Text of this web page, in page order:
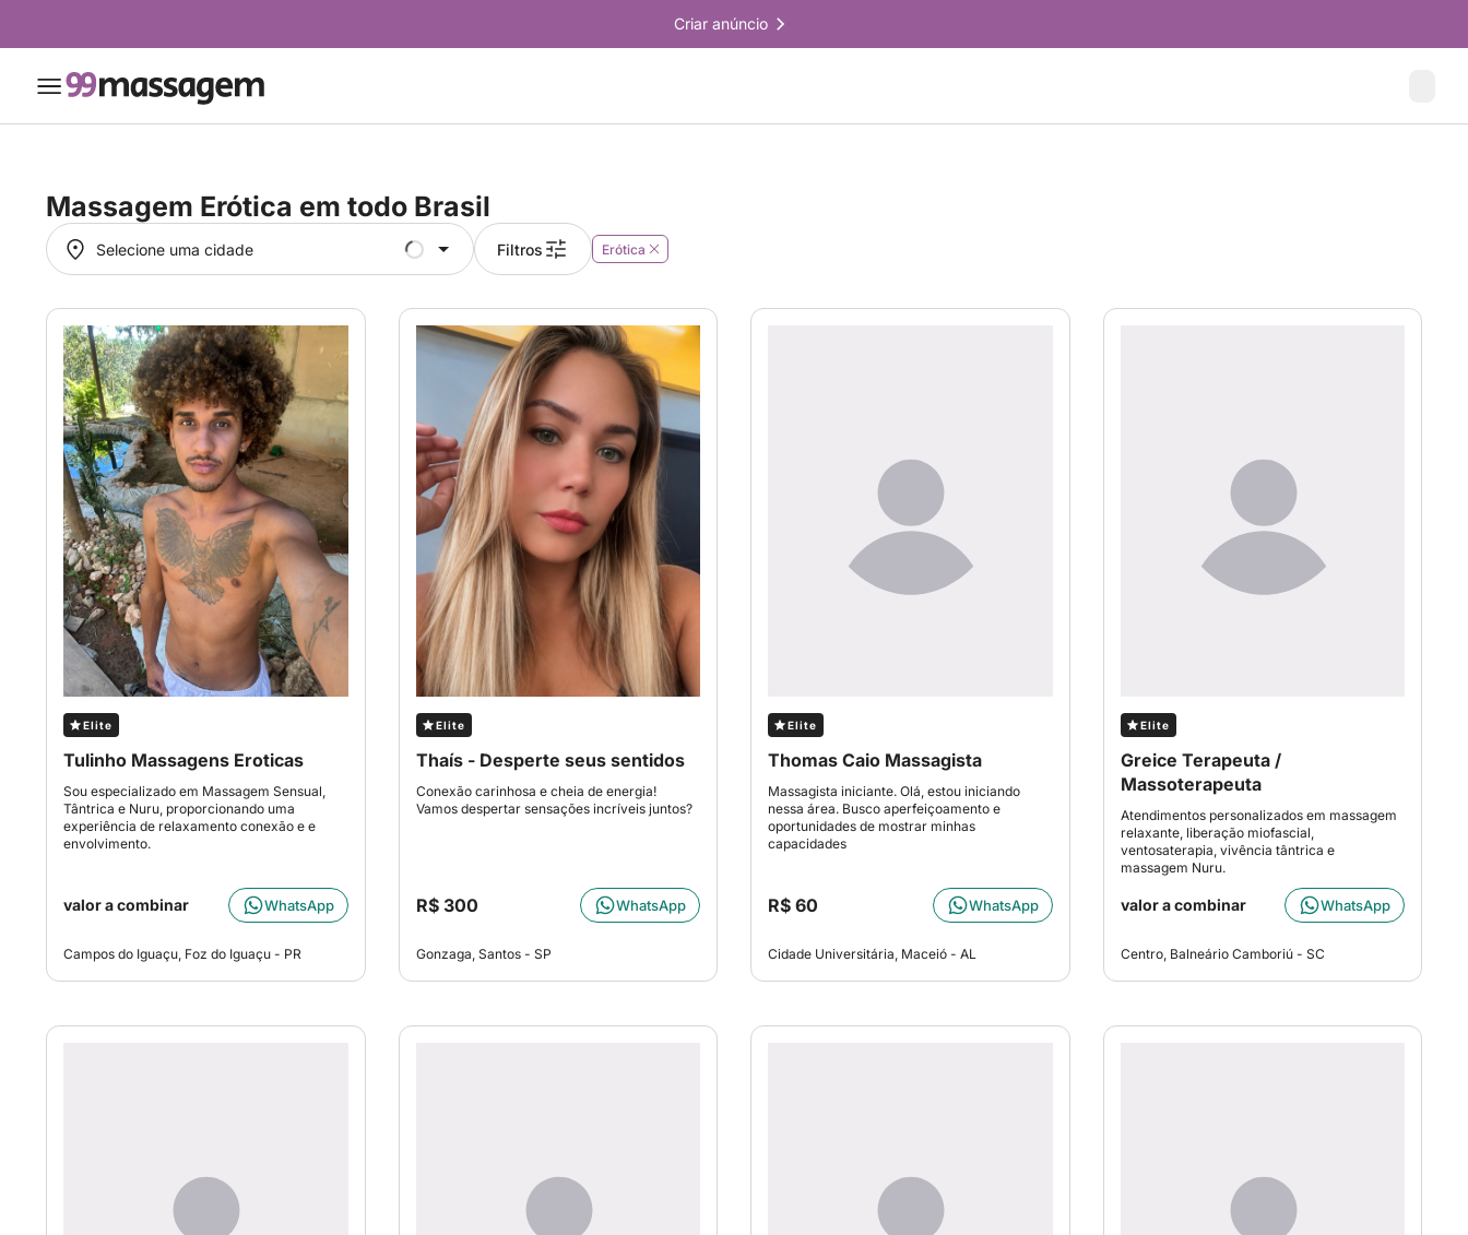
Criar anúncio
Massagem Erótica em todo Brasil
Selecione uma cidade
Selecione uma cidade Filtros Erótica
Elite
Tulinho Massagens Eroticas
Sou especializado em Massagem Sensual,
Tântrica e Nuru, proporcionando uma
experiência de relaxamento conexão e e
envolvimento.
valor a combinar WhatsApp
Campos do Iguaçu, Foz do Iguaçu - PR
Elite
Thaís - Desperte seus sentidos
Conexão carinhosa e cheia de energia!
Vamos despertar sensações incríveis juntos?
R$ 300 WhatsApp
Gonzaga, Santos - SP
Elite
Thomas Caio Massagista
Massagista iniciante. Olá, estou iniciando
nessa área. Busco aperfeiçoamento e
oportunidades de mostrar minhas
capacidades
R$ 60 WhatsApp
Cidade Universitária, Maceió - AL
Elite
Greice Terapeuta /
Massoterapeuta
Atendimentos personalizados em massagem
relaxante, liberação miofascial,
ventosaterapia, vivência tântrica e
massagem Nuru.
valor a combinar WhatsApp
Centro, Balneário Camboriú - SC